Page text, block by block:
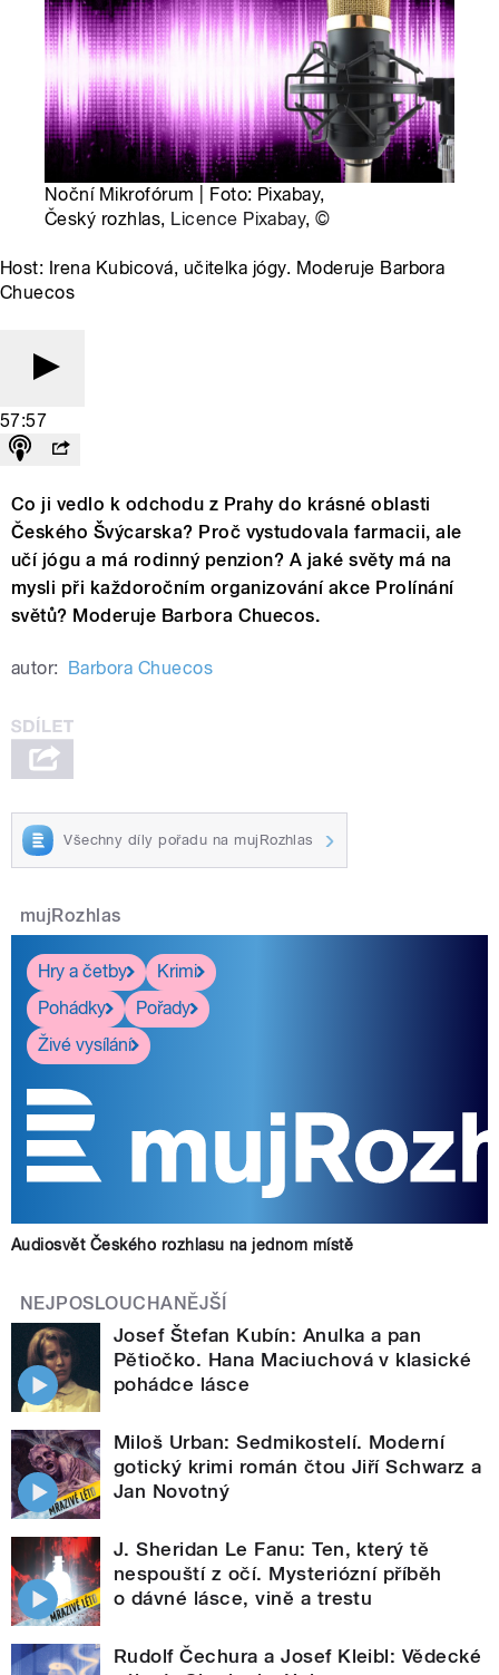
Noční Mikrofórum | Foto: Pixabay,
Český rozhlas, Licence Pixabay,©
Host: Irena Kubicová, učitelka jógy. Moderuje Barbora
Chuecos
57:57
Co ji vedlo k odchodu z Prahy do krásné oblasti
Českého Švýcarska? Proč vystudovala farmacii, ale
učí jógu a má rodinný penzion? A jaké světy má na
mysli při každoročním organizování akce Prolínání
světů? Moderuje Barbora Chuecos.
autor: Barbora Chuecos
Všechny díly pořadu na mujRozhlas
mujRozhlas
Hry a četby
Krimi
Pohádky
Pořady
Živé vysílání
Audiosvět Českého rozhlasu na jednom místě
NEJPOSLOUCHANĚJŠÍ
Josef Štefan Kubín: Anulka a pan
Pětiočko. Hana Maciuchová v klasické
pohádce lásce
Miloš Urban: Sedmikostelí. Moderní
gotický krimi román čtou Jiří Schwarz a
Jan Novotný
J. Sheridan Le Fanu: Ten, který tě
nespouští z očí. Mysteriózní příběh
o dávné lásce, vině a trestu
Rudolf Čechura a Josef Kleibl: Vědecké